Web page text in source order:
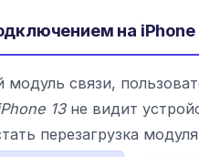
на iPhone
связи,
13не видит
перезагрузка